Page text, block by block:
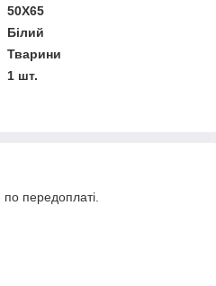
50Х65
Білий
Тварини
1 шт.
по передоплаті.